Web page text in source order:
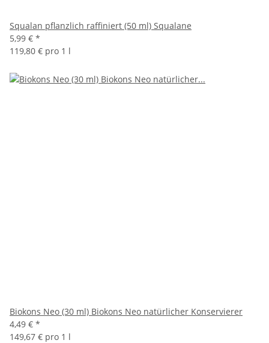
Squalan pflanzlich raffiniert (50 ml) Squalane
5,99 € *
119,80 € pro 1 l
Biokons Neo (30 ml) Biokons Neo natürlicher Konservierer
4,49 € *
149,67 € pro 1 l